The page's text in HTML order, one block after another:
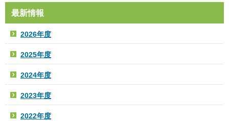
最新情報
2026年度
2025年度
2024年度
2023年度
2022年度